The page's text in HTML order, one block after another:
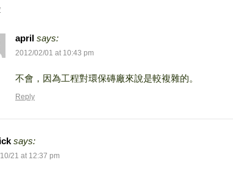
april says:
2012/02/01 at 10:43 pm
不會，因為工程對環保磚廠來說是較複雜的。
Reply
says:
21 at 12:37 pm